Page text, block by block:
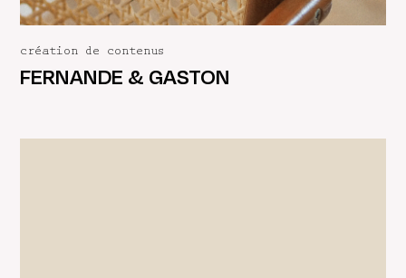
FERNANDE & GASTON
création de contenus